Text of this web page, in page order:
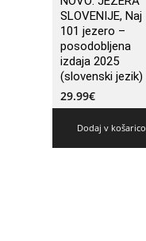
SLOVENIJE, Naj
101 jezero –
posodobljena
izdaja 2025
(slovenski jezik)
29.99€
Dodaj v košarico